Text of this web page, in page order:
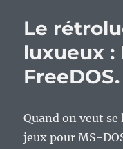
Le
luxueux :
FreeDOS.
Quand on veut
jeux pour MS-